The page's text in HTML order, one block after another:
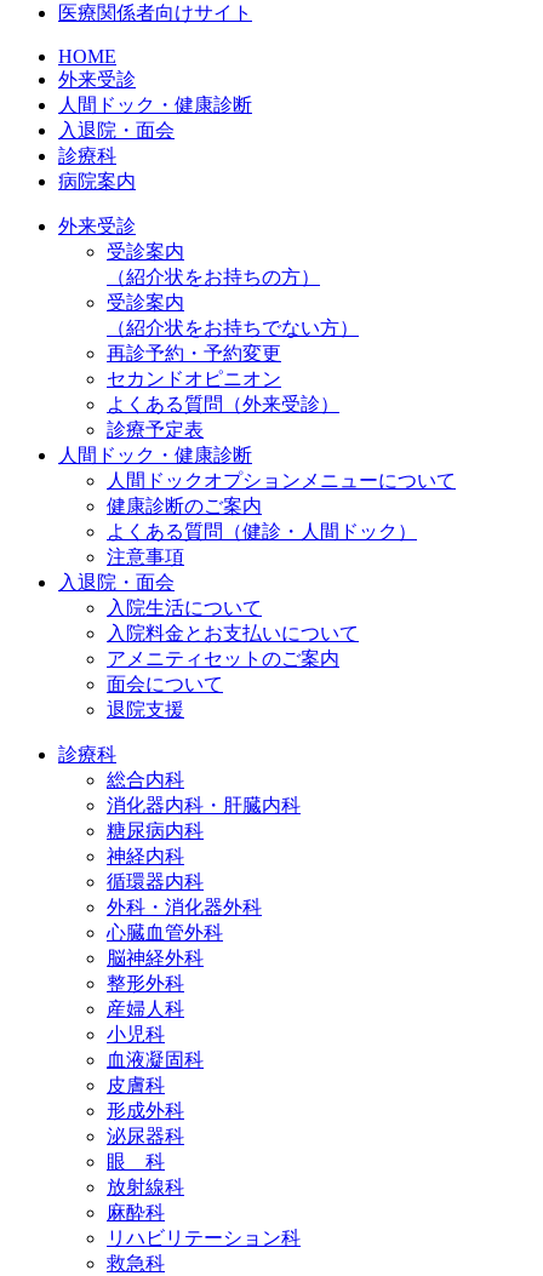
医療関係者向けサイト
HOME
外来受診
人間ドック・健康診断
入退院・面会
診療科
病院案内
外来受診
受診案内
（紹介状をお持ちの方）
受診案内
（紹介状をお持ちでない方）
再診予約・予約変更
セカンドオピニオン
よくある質問（外来受診）
診療予定表
人間ドック・健康診断
人間ドックオプションメニューについて
健康診断のご案内
よくある質問（健診・人間ドック）
注意事項
入退院・面会
入院生活について
入院料金とお支払いについて
アメニティセットのご案内
面会について
退院支援
診療科
総合内科
消化器内科・肝臓内科
糖尿病内科
神経内科
循環器内科
外科・消化器外科
心臓血管外科
脳神経外科
整形外科
産婦人科
小児科
血液凝固科
皮膚科
形成外科
泌尿器科
眼 科
放射線科
麻酔科
リハビリテーション科
救急科